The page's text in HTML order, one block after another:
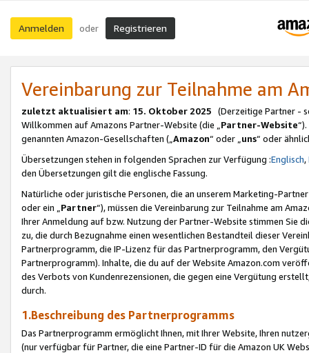
Anmelden oder Registrieren
Vereinbarung zur Teilnahme am
zuletzt aktualisiert am: 15. Oktober 2025 (Derzeitige Partner -
Willkommen auf Amazons Partner-Website (die „Partner-Website
genannten Amazon-Gesellschaften („Amazon“ oder „uns“ oder
Übersetzungen stehen in folgenden Sprachen zur Verfügung :Englisch,
den Übersetzungen gilt die englische Fassung.
Natürliche oder juristische Personen, die an unserem Marketing-
oder ein „Partner“), müssen die Vereinbarung zur Teilnahme am
Ihrer Anmeldung auf bzw. Nutzung der Partner-Website stimmen Sie
zu, die durch Bezugnahme einen wesentlichen Bestandteil dieser
Partnerprogramm, die IP-Lizenz für das Partnerprogramm, den
Partnerprogramm). Inhalte, die du auf der Website Amazon.com
des Verbots von Kundenrezensionen, die gegen eine Vergütung
durch.
1.Beschreibung des Partnerprogramms
Das Partnerprogramm ermöglicht Ihnen, mit Ihrer Website, Ihren
(nur verfügbar für Partner, die eine Partner-ID für die Amazon UK